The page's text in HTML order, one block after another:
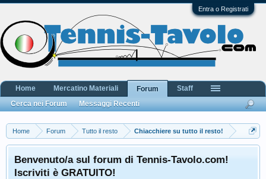
Entra o Registrati
Home Forum Tutto il resto Chiacchiere su tutto il resto!
Benvenuto/a sul forum di Tennis-Tavolo.com!
Iscriviti è GRATUITO!
Home Mercatino Materiali
Forum
Cerca nei Forum
Messaggi Recenti
Staff